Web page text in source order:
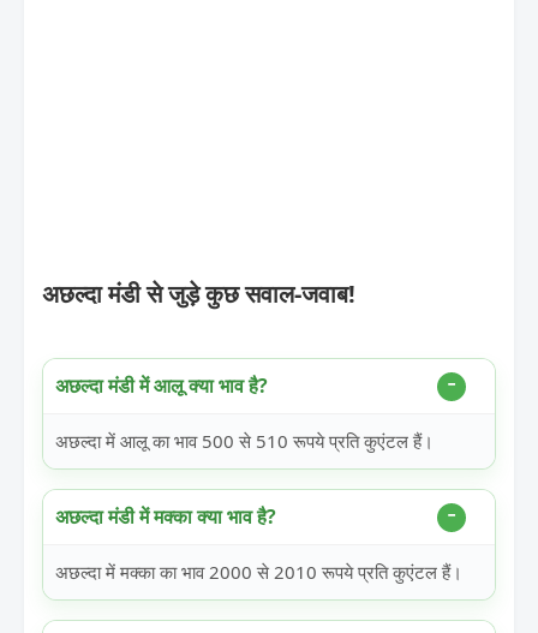
अछल्दा मंडी से जुड़े कुछ सवाल-जवाब!
अछल्दा मंडी में आलू क्या भाव है?
अछल्दा में आलू का भाव 500 से 510 रूपये प्रति कुएंटल हैं।
अछल्दा मंडी में मक्का क्या भाव है?
अछल्दा में मक्का का भाव 2000 से 2010 रूपये प्रति कुएंटल हैं।